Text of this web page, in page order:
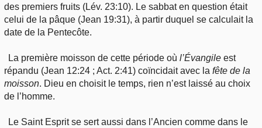
des premiers fruits (Lév. 23:10). Le sabbat en question était
celui de la pâque (Jean 19:31), à partir duquel se calculait la
date de la Pentecôte.
La première moisson de cette période oùl’Évangile est
répandu (Jean 12:24 ; Act. 2:41) coïncidait avec la fête de la
moisson. Dieu en choisit le temps, rien n’est laissé au choix
de l’homme.
Le Saint Esprit se sert aussi dans l’Ancien comme dans le